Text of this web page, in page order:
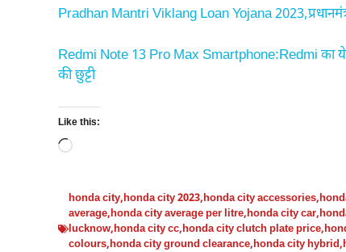
Pradhan Mantri Viklang Loan Yojana
Redmi Note 13 Pro Max Smartphone:Redmi का
की छुट्टी
Like this:
Loading…
honda city,honda city 2023,honda city accessories,
average,honda city average per litre,honda city car,
lucknow,honda city cc,honda city clutch plate price,
colours,honda city ground clearance,honda city hybrid,